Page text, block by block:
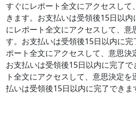
すぐにレポート全文にアクセスして
きます。お支払いは受領後15日以内
にレポート全文にアクセスして、意
す。お支払いは受領後15日以内に完
ポート全文にアクセスして、意思決
お支払いは受領後15日以内に完了で
ト全文にアクセスして、意思決定
払いは受領後15日以内に完了できま